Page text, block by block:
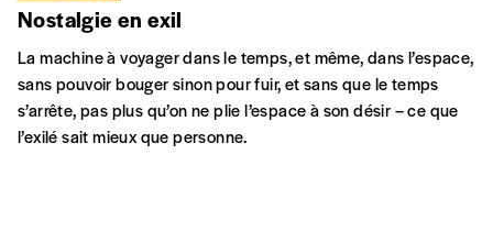
Nostalgie en exil
La machine à voyager dans le temps, et même, dans l’espace,
sans pouvoir bouger sinon pour fuir, et sans que le temps
s’arrête, pas plus qu’on ne plie l’espace à son désir – ce que
l’exilé sait mieux que personne.